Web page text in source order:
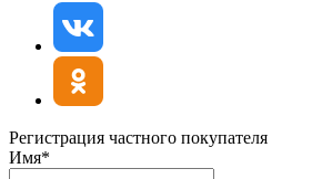
Регистрация частного покупателя
Имя*